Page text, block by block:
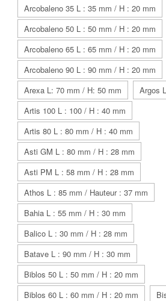
Arcobaleno 35 L : 35 mm / H : 20 mm
Arcobaleno 50 L : 50 mm / H : 20 mm
Arcobaleno 65 L : 65 mm / H : 20 mm
Arcobaleno 90 L : 90 mm / H : 20 mm
Arexa L: 70 mm / H: 50 mm
Argos
Artis 100 L : 100 / H : 40 mm
Artis 80 L : 80 mm / H : 40 mm
Asti GM L : 80 mm / H : 28 mm
Asti PM L : 58 mm / H : 28 mm
Athos L : 85 mm / Hauteur : 37 mm
Bahia L : 55 mm / H : 30 mm
Balico L : 30 mm / H : 28 mm
Batave L : 90 mm / H : 30 mm
Biblos 50 L : 50 mm / H : 20 mm
Biblos 60 L : 60 mm / H : 20 mm